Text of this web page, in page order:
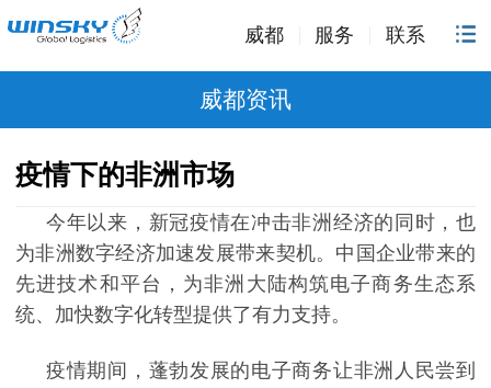
威都 服务 联系
威都资讯
疫情下的非洲市场
今年以来，新冠疫情在冲击非洲经济的同时，也
为非洲数字经济加速发展带来契机。中国企业带来的
先进技术和平台，为非洲大陆构筑电子商务生态系
统、加快数字化转型提供了有力支持。
疫情期间，蓬勃发展的电子商务让非洲人民尝到